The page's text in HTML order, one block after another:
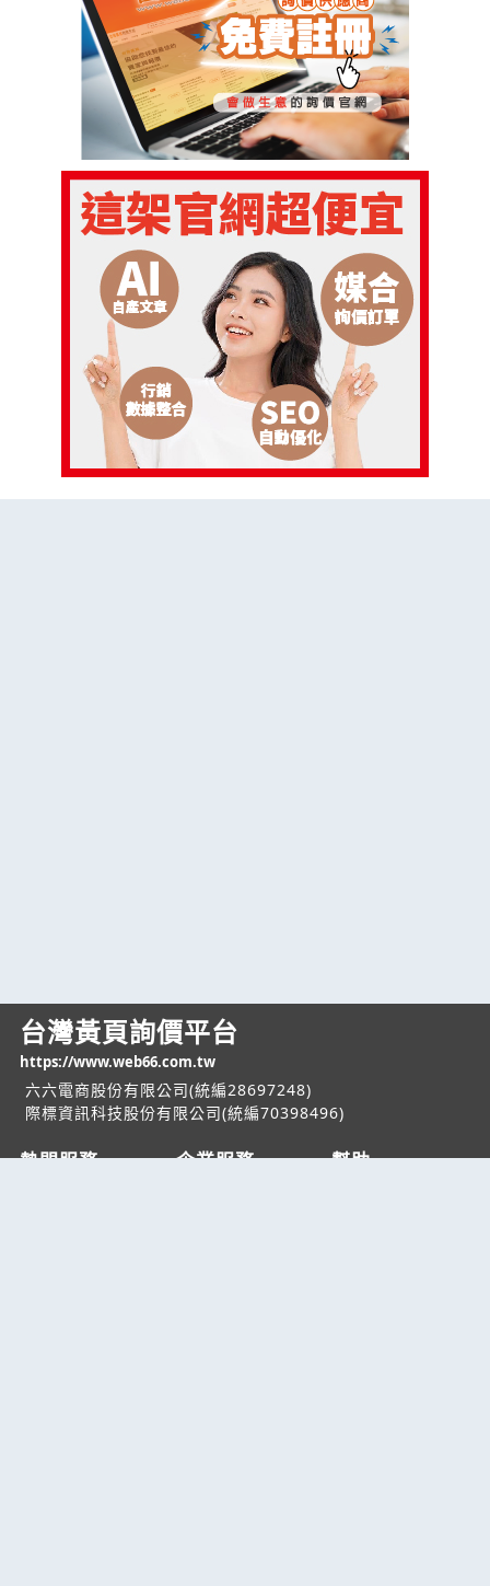
台灣黃頁詢價平台
https://www.web66.com.tw
六六電商股份有限公司(統編28697248)
際標資訊科技股份有限公司(統編70398496)
熱門服務 企業服務 幫助